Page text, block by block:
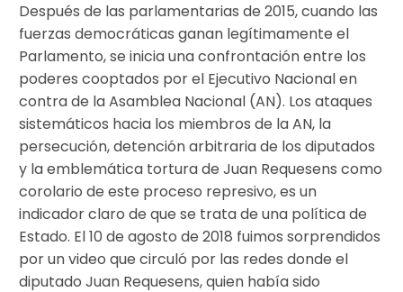
Después de las parlamentarias de 2015, cuando las
fuerzas democráticas ganan legítimamente el
Parlamento, se inicia una confrontación entre los
poderes cooptados por el Ejecutivo Nacional en
contra de la Asamblea Nacional (AN). Los ataques
sistemáticos hacia los miembros de la AN, la
persecución, detención arbitraria de los diputados
y la emblemática tortura de Juan Requesens como
corolario de este proceso represivo, es un
indicador claro de que se trata de una política de
Estado. El 10 de agosto de 2018 fuimos sorprendidos
por un video que circuló por las redes donde el
diputado Juan Requesens, quien había sido